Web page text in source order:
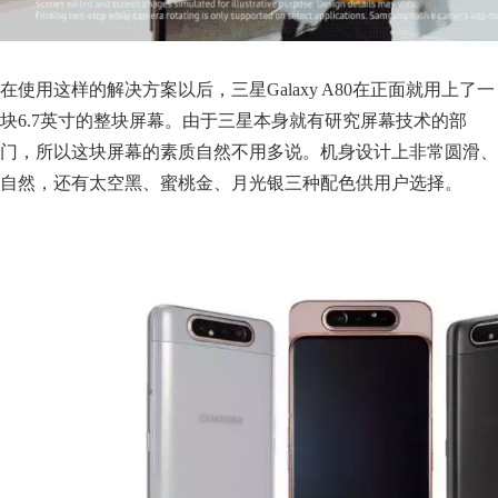
在使用这样的解决方案以后，三星Galaxy A80在正面就用上了一
块6.7英寸的整块屏幕。由于三星本身就有研究屏幕技术的部
门，所以这块屏幕的素质自然不用多说。机身设计上非常圆滑、
自然，还有太空黑、蜜桃金、月光银三种配色供用户选择。